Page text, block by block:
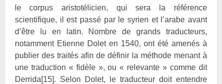
le corpus aristotélicien, qui sera la référence
scientifique, il est passé par le syrien et l’arabe avant
d’être lu en latin. Nombre de grands traducteurs,
notamment Etienne Dolet en 1540, ont été amenés à
publier des traités afin de définir la méthode menant à
une traduction « fidèle », ou « relevante » comme dit
Derrida[15]. Selon
Dolet, le traducteur doit entendre